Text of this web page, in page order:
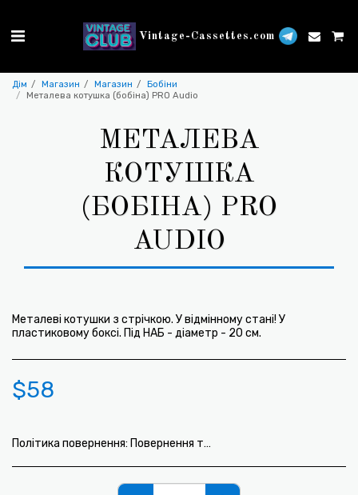
Vintage-Cassettes.com
Дім Магазин Магазин
Бобіни
Металева котушка (бобіна) PRO Audio
МЕТАЛЕВА
КОТУШКА
(БОБІНА) PRO
AUDIO
Металеві котушки з стрічкою. У відмінному стані! У
пластиковому боксі. Під НАБ - діаметр - 20 см.
$58
Політика повернення: Повернення товару не передбачено.